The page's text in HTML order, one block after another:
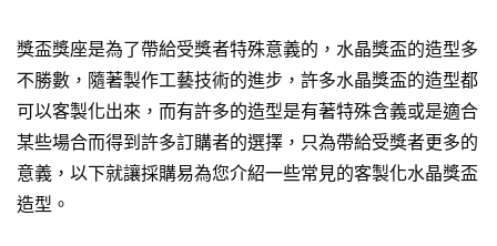
獎盃獎座是為了帶給受獎者特殊意義的，水晶獎盃的造型多
不勝數，隨著製作工藝技術的進步，許多水晶獎盃的造型都
可以客製化出來，而有許多的造型是有著特殊含義或是適合
某些場合而得到許多訂購者的選擇，只為帶給受獎者更多的
意義，以下就讓採購易為您介紹一些常見的客製化水晶獎盃
造型。